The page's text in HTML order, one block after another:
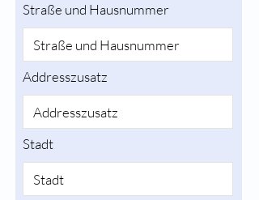
Straße und Hausnummer
Addresszusatz
Stadt